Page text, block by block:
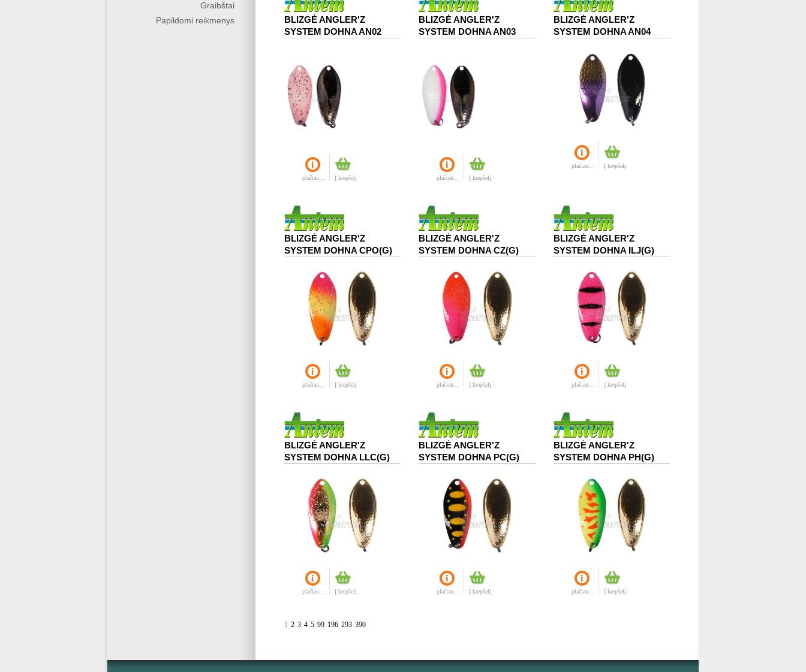
Graibštai
Papildomi reikmenys
BLIZGĖ ANGLER'Z
SYSTEM DOHNA AN02
plačiau... Į krepšelį
BLIZGĖ ANGLER'Z
SYSTEM DOHNA AN03
plačiau... Į krepšelį
BLIZGĖ ANGLER'Z
SYSTEM DOHNA AN04
plačiau... Į krepšelį
BLIZGĖ ANGLER'Z
SYSTEM DOHNA CPO(G)
plačiau... Į krepšelį
BLIZGĖ ANGLER'Z
SYSTEM DOHNA CZ(G)
plačiau... Į krepšelį
BLIZGĖ ANGLER'Z
SYSTEM DOHNA ILJ(G)
plačiau... Į krepšelį
BLIZGĖ ANGLER'Z
SYSTEM DOHNA LLC(G)
plačiau... Į krepšelį
BLIZGĖ ANGLER'Z
SYSTEM DOHNA PC(G)
plačiau... Į krepšelį
BLIZGĖ ANGLER'Z
SYSTEM DOHNA PH(G)
plačiau... Į krepšelį
1 2 3 4 5 99 196 293 390